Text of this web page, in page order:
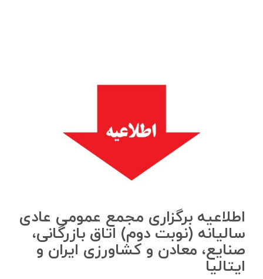
اطلاعیه برگزاری مجمع عمومی عادی
سالیانه (نوبت دوم) اتاق بازرگانی،
صنایع، معادن و کشاورزی ایران و
ایتالیا